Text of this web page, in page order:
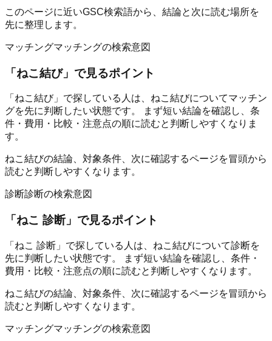
このページに近いGSC検索語から、結論と次に読む場所を
先に整理します。
マッチングマッチングの検索意図
「ねこ結び」で見るポイント
「ねこ結び」で探している人は、ねこ結びについてマッチン
グを先に判断したい状態です。 まず短い結論を確認し、条
件・費用・比較・注意点の順に読むと判断しやすくなりま
す。
ねこ結びの結論、対象条件、次に確認するページを冒頭から
読むと判断しやすくなります。
診断診断の検索意図
「 ねこ 診断」で見るポイント
「ねこ 診断」で探している人は、ねこ結びについて診断を
先に判断したい状態です。 まず短い結論を確認し、条件・
費用・比較・注意点の順に読むと判断しやすくなります。
ねこ結びの結論、対象条件、次に確認するページを冒頭から
読むと判断しやすくなります。
マッチングマッチングの検索意図